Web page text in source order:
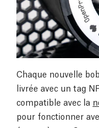
Chaque nouvelle
livrée avec un tag
compatible avec la
pour fonctionner